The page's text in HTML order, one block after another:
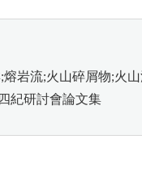
岩流;火山碎屑物;火山
紀研討會論文集